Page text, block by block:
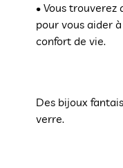
• Vous trouverez
pour vous aider
confort de vie.
Des bijoux
verre.